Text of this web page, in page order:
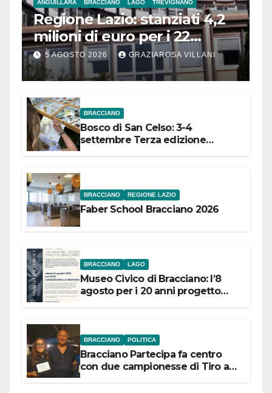
ANGUILLARA BRACCIANO LAGO TREVIGNANO
Regione Lazio: stanziati 4,2
milioni di euro per i 22
Comuni dell’Etruria
Meridionale
5 AGOSTO 2026 GRAZIAROSA VILLANI
BRACCIANO
Bosco di San Celso: 3-4
settembre Terza edizione
BRACCIANO REGIONE LAZIO
Faber School Bracciano 2026
BRACCIANO LAGO
Museo Civico di Bracciano: l’8
agosto per i 20 anni progetto
BRACCIANO POLITICA
Bracciano Partecipa fa centro
con due campionesse di Tiro a